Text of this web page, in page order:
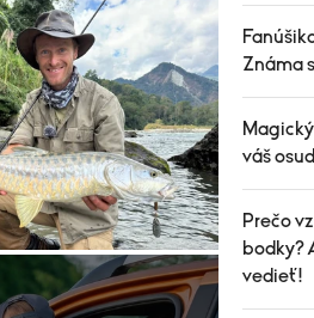
Známa
váš
Prečo
bodky?
vedieť!